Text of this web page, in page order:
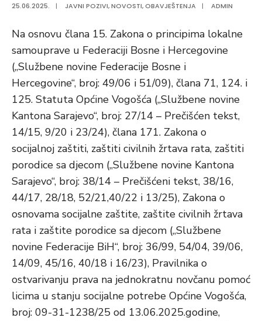
25.06.2025. | JAVNI POZIVI,NOVOSTI,OBAVJEŠTENJA | ADMIN
Na osnovu člana 15. Zakona o principima lokalne
samouprave u Federaciji Bosne i Hercegovine
(„Službene novine Federacije Bosne i
Hercegovine“, broj: 49/06 i 51/09), člana 71, 124. i
125. Statuta Općine Vogošća („Službene novine
Kantona Sarajevo“, broj: 27/14 – Prečišćen tekst,
14/15, 9/20 i 23/24), člana 171. Zakona o
socijalnoj zaštiti, zaštiti civilnih žrtava rata, zaštiti
porodice sa djecom („Službene novine Kantona
Sarajevo“, broj: 38/14 – Prečišćeni tekst, 38/16,
44/17, 28/18, 52/21,40/22 i 13/25), Zakona o
osnovama socijalne zaštite, zaštite civilnih žrtava
rata i zaštite porodice sa djecom („Službene
novine Federacije BiH“, broj: 36/99, 54/04, 39/06,
14/09, 45/16, 40/18 i 16/23), Pravilnika o
ostvarivanju prava na jednokratnu novčanu pomoć
licima u stanju socijalne potrebe Općine Vogošća,
broj: 09-31-1238/25 od 13.06.2025.godine,